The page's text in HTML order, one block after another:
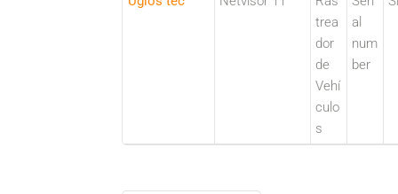
trea
dor
de
Vehí
culo
s
al
num
ber